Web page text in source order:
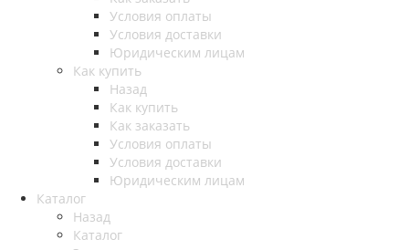
Условия оплаты
Условия доставки
Юридическим лицам
Как купить
Назад
Как купить
Как заказать
Условия оплаты
Условия доставки
Юридическим лицам
Каталог
Назад
Каталог